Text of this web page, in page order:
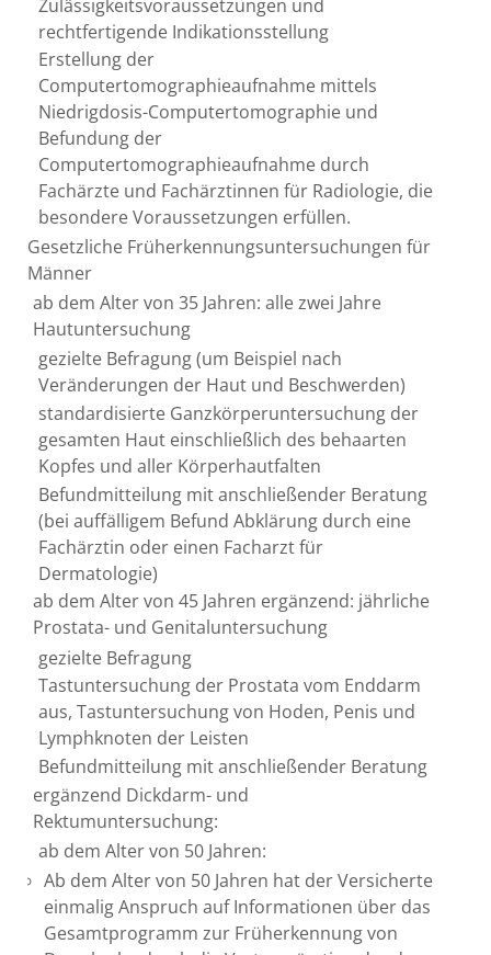
Zulässigkeitsvoraussetzungen und
rechtfertigende Indikationsstellung
Erstellung der
Computertomographieaufnahme mittels
Niedrigdosis-Computertomographie und
Befundung der
Computertomographieaufnahme durch
Fachärzte und Fachärztinnen für Radiologie, die
besondere Voraussetzungen erfüllen.
Gesetzliche Früherkennungsuntersuchungen für
Männer
ab dem Alter von 35 Jahren: alle zwei Jahre
Hautuntersuchung
gezielte Befragung (um Beispiel nach
Veränderungen der Haut und Beschwerden)
standardisierte Ganzkörperuntersuchung der
gesamten Haut einschließlich des behaarten
Kopfes und aller Körperhautfalten
Befundmitteilung mit anschließender Beratung
(bei auffälligem Befund Abklärung durch eine
Fachärztin oder einen Facharzt für
Dermatologie)
ab dem Alter von 45 Jahren ergänzend: jährliche
Prostata- und Genitaluntersuchung
gezielte Befragung
Tastuntersuchung der Prostata vom Enddarm
aus, Tastuntersuchung von Hoden, Penis und
Lymphknoten der Leisten
Befundmitteilung mit anschließender Beratung
ergänzend Dickdarm- und
Rektumuntersuchung:
ab dem Alter von 50 Jahren:
Ab dem Alter von 50 Jahren hat der Versicherte
einmalig Anspruch auf Informationen über das
Gesamtprogramm zur Früherkennung von